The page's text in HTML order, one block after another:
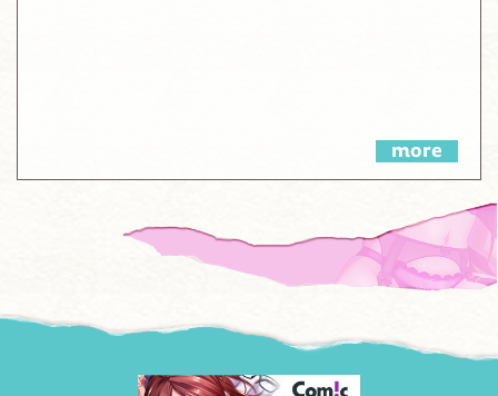
more